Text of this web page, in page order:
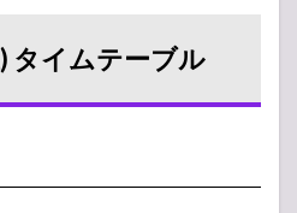
タイムテーブル